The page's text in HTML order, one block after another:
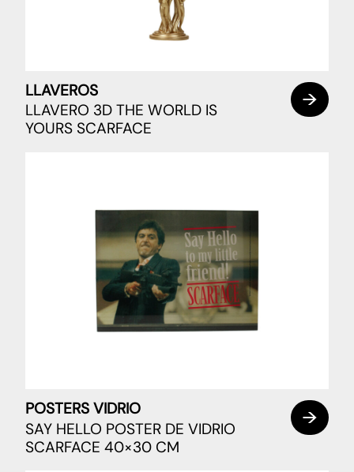
LLAVEROS
LLAVERO 3D THE WORLD IS
YOURS SCARFACE
POSTERS VIDRIO
SAY HELLO POSTER DE VIDRIO
SCARFACE 40×30 CM